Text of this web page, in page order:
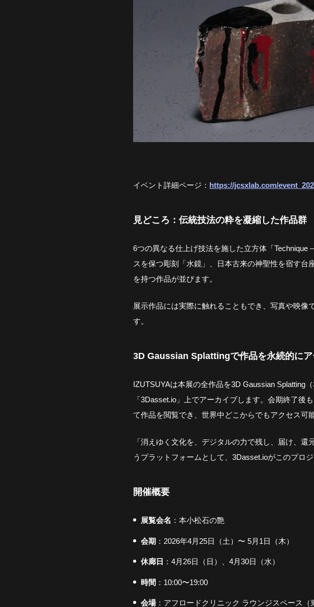
イベント詳細ページ： https://jcsxlab.com/
見どころ：伝統技法の粋を凝縮した作品群
6つの異なる仕上げ技法を施した立方体「
スを保つ彫刻「水鏡」、日本古来の神聖性を宿す
を持つ作品が並びます。
展示作品には実際に触れることもでき、写真や映
す。
3D Gaussian Splattingで作品を永続的にア
IZUTSUYAは本展の全作品を3D Gaussian Splatting
「3Dasset.io」上でアーカイブします。会期終了後
て作品を閲覧でき、世界中どこからでもアクセス可能
「消えゆく文化を、デジタルの力で残し、届け、
うプラットフォームとして、3Dasset.ioがこのプロジ
開催概要
展覧会名 ：本小松石の艶
会期 ：2026年4月25日（土）〜 5月1日（木）
休廊日 ：4月26日（日）、4月30日（水）
時間 ：10:00〜19:00
会場：アフロードクリニック ラウンジスペース（